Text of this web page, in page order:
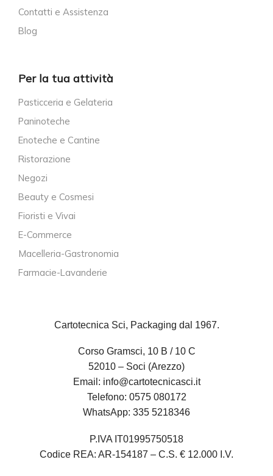
Contatti e Assistenza
Blog
Per la tua attività
Pasticceria e Gelateria
Paninoteche
Enoteche e Cantine
Ristorazione
Negozi
Beauty e Cosmesi
Fioristi e Vivai
E-Commerce
Macelleria-Gastronomia
Farmacie-Lavanderie
Cartotecnica Sci, Packaging dal 1967.
Corso Gramsci, 10 B / 10 C
52010 – Soci (Arezzo)
Email: info@cartotecnicasci.it
Telefono: 0575 080172
WhatsApp: 335 5218346
P.IVA IT01995750518
Codice REA: AR-154187 – C.S. € 12.000 I.V.